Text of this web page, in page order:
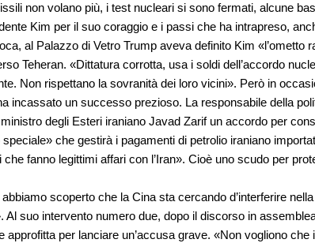
non volano più, i test nucleari si sono fermati, alcune
Kim per il suo coraggio e i passi che ha intrapreso,
al Palazzo di Vetro Trump aveva definito Kim «l’ometto
Teheran. «Dittatura corrotta, usa i soldi dell’accordo
Non rispettano la sovranità dei loro vicini». Però in
incassato un successo prezioso. La responsabile della
degli Esteri iraniano Javad Zarif un accordo per
che gestirà i pagamenti di petrolio iraniano
fanno legittimi affari con l’Iran». Cioè uno scudo per
scoperto che la Cina sta cercando d’interferire
Al suo intervento numero due, dopo il discorso in
approfitta per lanciare un’accusa grave. «Non vogliono